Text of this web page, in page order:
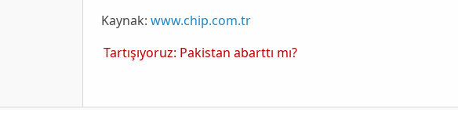
Kaynak: www.chip.com.tr
Tartışıyoruz: Pakistan abarttı mı?